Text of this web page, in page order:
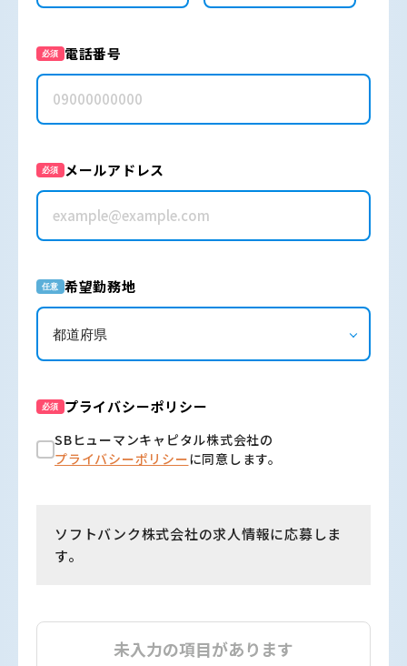
必須 電話番号
必須 メールアドレス
任意 希望勤務地
必須 プライバシーポリシー
SBヒューマンキャピタル株式会社の
プライバシーポリシーに同意します。
ソフトバンク株式会社の求人情報に応募しま
す。
未入力の項目があります